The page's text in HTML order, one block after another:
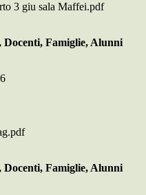
3 giu sala Maffei.pdf
Docenti, Famiglie, Alunni
Docenti, Famiglie, Alunni